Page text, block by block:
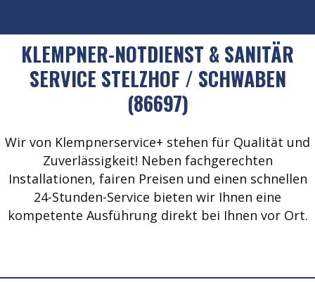
KLEMPNER-NOTDIENST & SANITÄR
SERVICE STELZHOF / SCHWABEN
(86697)
Wir von Klempnerservice+ stehen für Qualität und
Zuverlässigkeit! Neben fachgerechten
Installationen, fairen Preisen und einen schnellen
24-Stunden-Service bieten wir Ihnen eine
kompetente Ausführung direkt bei Ihnen vor Ort.